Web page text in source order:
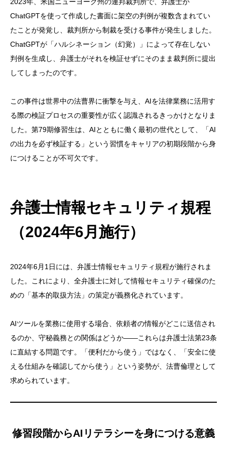
ChatGPTを使って作成した書面に架空の判例が複数含まれてい
たことが発覚し、裁判所から制裁を受ける事件が発生しました。
ChatGPTが「ハルシネーション（幻覚）」によって存在しない
判例を生成し、弁護士がそれを検証せずにそのまま裁判所に提出
してしまったのです。
この事件は世界中の法曹界に衝撃を与え、AIを法律業務に活用す
る際の検証プロセスの重要性が広く認識されるきっかけとなりま
した。第79期修習生は、AIとともに働く最初の世代として、「AI
の出力を必ず検証する」という習慣をキャリアの初期段階から身
につけることが不可欠です。
弁護士情報セキュリティ規程
（2024年6月施行）
2024年6月1日には、弁護士情報セキュリティ規程が施行されま
した。これにより、全弁護士に対して情報セキュリティ確保のた
めの「基本的取扱方法」の策定が義務化されています。
AIツールを業務に使用する場合、依頼者の情報がどこに送信され
るのか、守秘義務との関係はどうか——これらは弁護士法第23条
に直結する問題です。「便利だから使う」ではなく、「安全に使
える仕組みを確認してから使う」という姿勢が、法曹倫理として
求められています。
修習段階からAIリテラシーを身につける意義